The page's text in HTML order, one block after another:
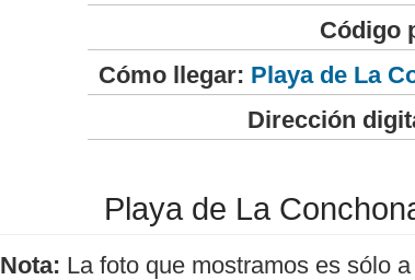
Código
Cómo llegar: Playa de La
Dirección
Playa de La
Nota: La foto que mostramos es sólo